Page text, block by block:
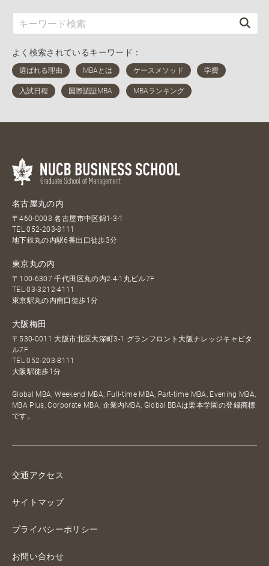
よく検索されているキーワード：
名古屋丸の内
〒460-0003 名古屋市中区錦1-3-1
TEL052-203-8111
地下鉄丸の内駅6番出口徒歩3分
東京丸の内
〒100-6307 千代田区丸の内2-4-1丸ビル7F
TEL03-3212-4111
東京駅丸の内南口徒歩1分
大阪梅田
〒530-0011 大阪市北区大深町3-1 グランフロント大阪ナレッジキャピタ
ル7F
TEL052-203-8111
大阪駅徒歩1分
Global MBA, Weekend MBA, Full-time MBA, Part-time MBA, Evening MBA,
MBA Plus, Corporate MBA, 企業内MBA, Global BBAは栗本学園の登録商標
です。
交通アクセス
サイトマップ
プライバシーポリシー
お問い合わせ